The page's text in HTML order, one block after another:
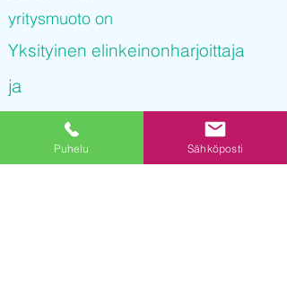
yritysmuoto on
Yksityinen elinkeinonharjoittaja
ja
Cordeinvest
on rekisteröity kaupparekisteriin
Puhelu Sähköposti